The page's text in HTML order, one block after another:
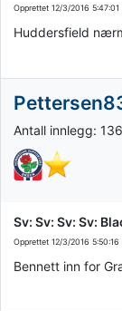
Opprettet 12/3/2016 5:47:01
Huddersfield
Antall innlegg:
Sv: Sv: Sv: Sv:
Opprettet 12/3/2016 5:50:16
Bennett inn for